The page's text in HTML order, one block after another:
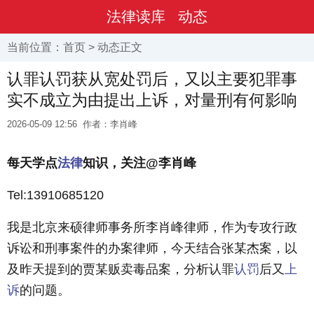
法律读库 动态
当前位置： 首页 > 动态正文
认罪认罚获从宽处罚后，又以主要犯罪事
实不成立为由提出上诉，对量刑有何影响
2026-05-09 12:56 作者：李肖峰
每天学点法律知识， 关注@李肖峰
Tel:13910685120
我是北京来硕律师事务所李肖峰律师，作为专攻行政
诉讼和刑事案件的办案律师，今天结合张某杰案，以
及昨天提到的贾某贩卖毒品案，分析认罪认罚后又上
诉的问题。